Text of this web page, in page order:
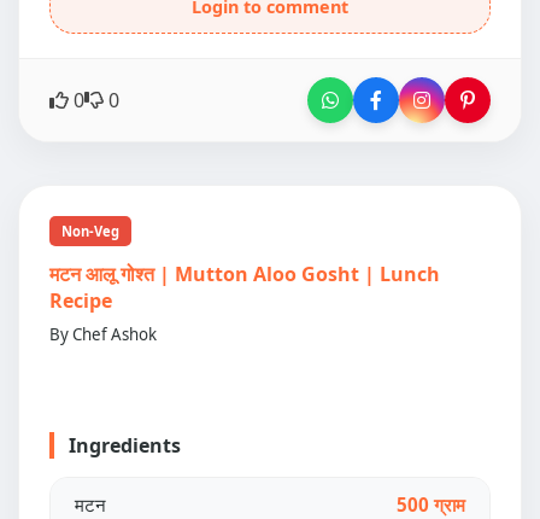
Login to comment
0 0
Non-Veg
मटन आलू गोश्त | Mutton Aloo Gosht | Lunch
Recipe
By Chef Ashok
Ingredients
मटन 500 ग्राम